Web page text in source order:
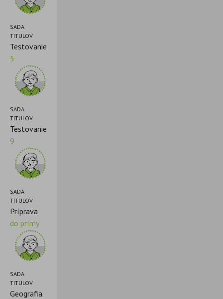
SADA
TITULOV
Testovanie
5
SADA
TITULOV
Testovanie
9
SADA
TITULOV
Príprava
do prímy
SADA
TITULOV
Geografia